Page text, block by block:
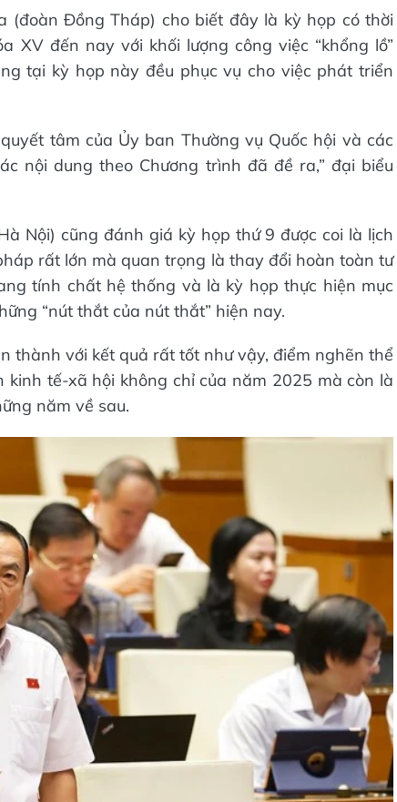
Đồng Tháp) cho biết đây là kỳ họp có thời
XV đến nay với khối lượng công việc “khổng lồ”
tại kỳ họp này đều phục vụ cho việc phát triển
tâm của Ủy ban Thường vụ Quốc hội và các
nội dung theo Chương trình đã đề ra,” đại biểu
Nội) cũng đánh giá kỳ họp thứ 9 được coi là lịch
rất lớn mà quan trọng là thay đổi hoàn toàn tư
tính chất hệ thống và là kỳ họp thực hiện mục
“nút thắt của nút thắt” hiện nay.
thành với kết quả rất tốt như vậy, điểm nghẽn thể
tế-xã hội không chỉ của năm 2025 mà còn là
năm về sau.